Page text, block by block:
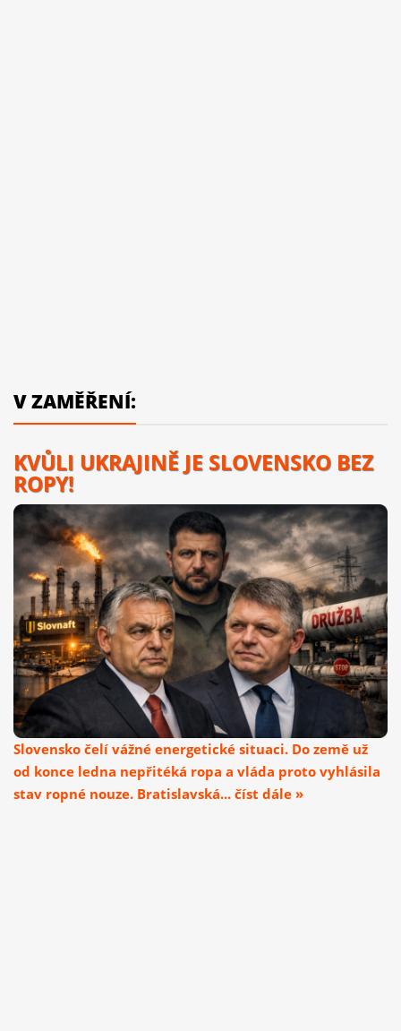
V ZAMĚŘENÍ:
KVŮLI UKRAJINĚ JE SLOVENSKO BEZ
ROPY!
Slovensko čelí vážné energetické situaci. Do země už
od konce ledna nepřitéká ropa a vláda proto vyhlásila
stav ropné nouze. Bratislavská... číst dále »